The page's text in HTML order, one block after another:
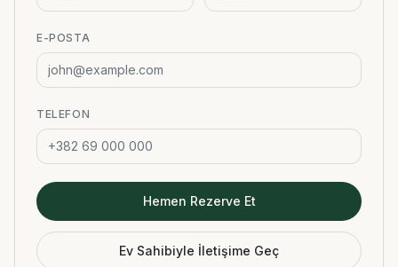
E-POSTA
TELEFON
Hemen Rezerve Et
Ev Sahibiyle İletişime Geç